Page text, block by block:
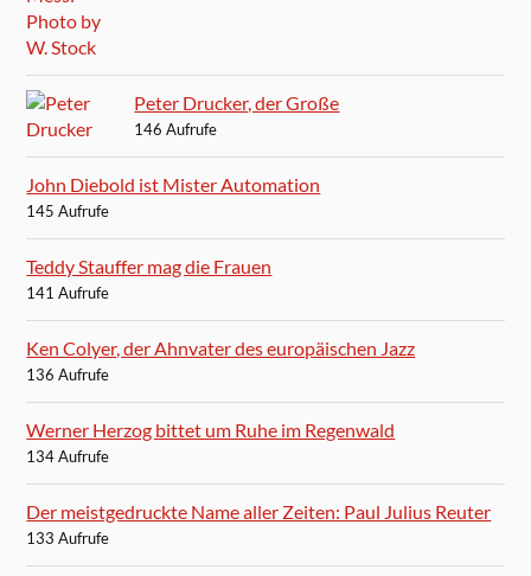
Peter Drucker, der Große
146 Aufrufe
John Diebold ist Mister Automation
145 Aufrufe
Teddy Stauffer mag die Frauen
141 Aufrufe
Ken Colyer, der Ahnvater des europäischen Jazz
136 Aufrufe
Werner Herzog bittet um Ruhe im Regenwald
134 Aufrufe
Der meistgedruckte Name aller Zeiten: Paul Julius Reuter
133 Aufrufe